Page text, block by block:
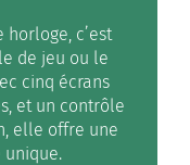
horloge, c’est
de jeu ou le
cinq écrans
et un contrôle
elle offre une
unique.